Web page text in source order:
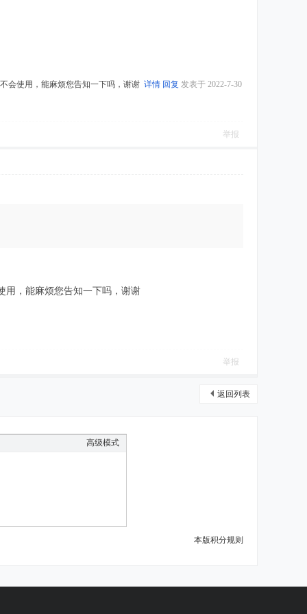
会使用，能麻烦您告知一下吗，谢谢 详情 回复 发表于 2022-7-30
举报
用，能麻烦您告知一下吗，谢谢
举报
返回列表
高级模式
本版积分规则